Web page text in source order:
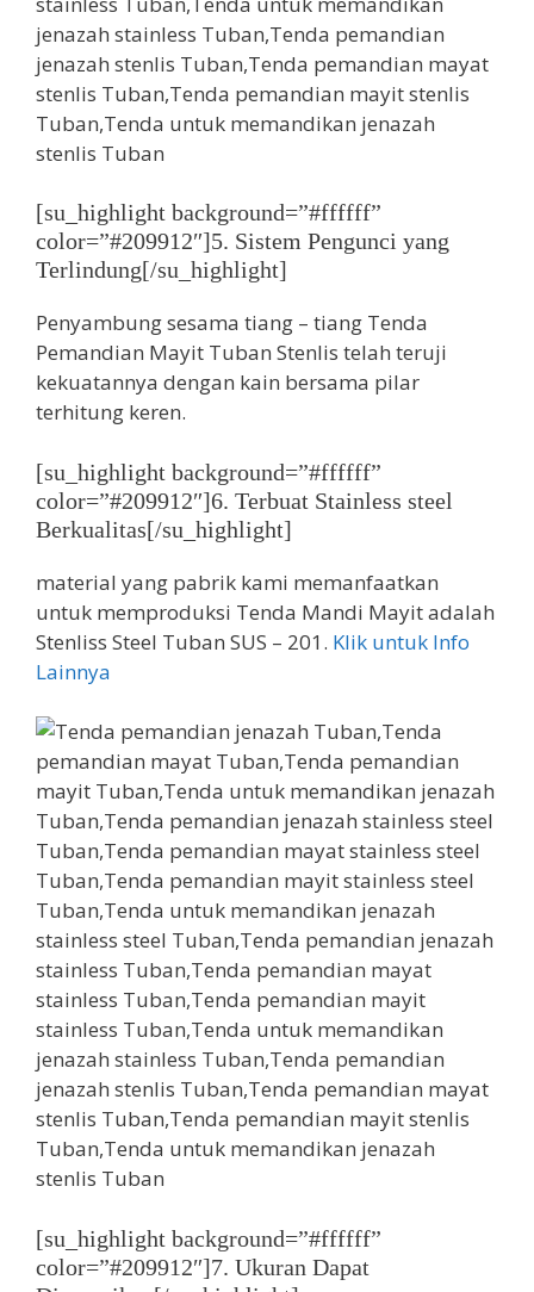
[su_highlight background=”#ffffff”
color=”#209912″]5. Sistem Pengunci yang
Terlindung[/su_highlight]
Penyambung sesama tiang – tiang Tenda
Pemandian Mayit Tuban Stenlis telah teruji
kekuatannya dengan kain bersama pilar
terhitung keren.
[su_highlight background=”#ffffff”
color=”#209912″]6. Terbuat Stainless steel
Berkualitas[/su_highlight]
material yang pabrik kami memanfaatkan
untuk memproduksi Tenda Mandi Mayit adalah
Stenliss Steel Tuban SUS – 201. Klik untuk Info
Lainnya
[su_highlight background=”#ffffff”
color=”#209912″]7. Ukuran Dapat